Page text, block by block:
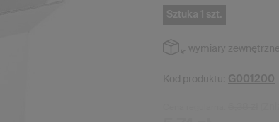
Sztuka 1 szt.
wymiary
Kod produktu: G001200